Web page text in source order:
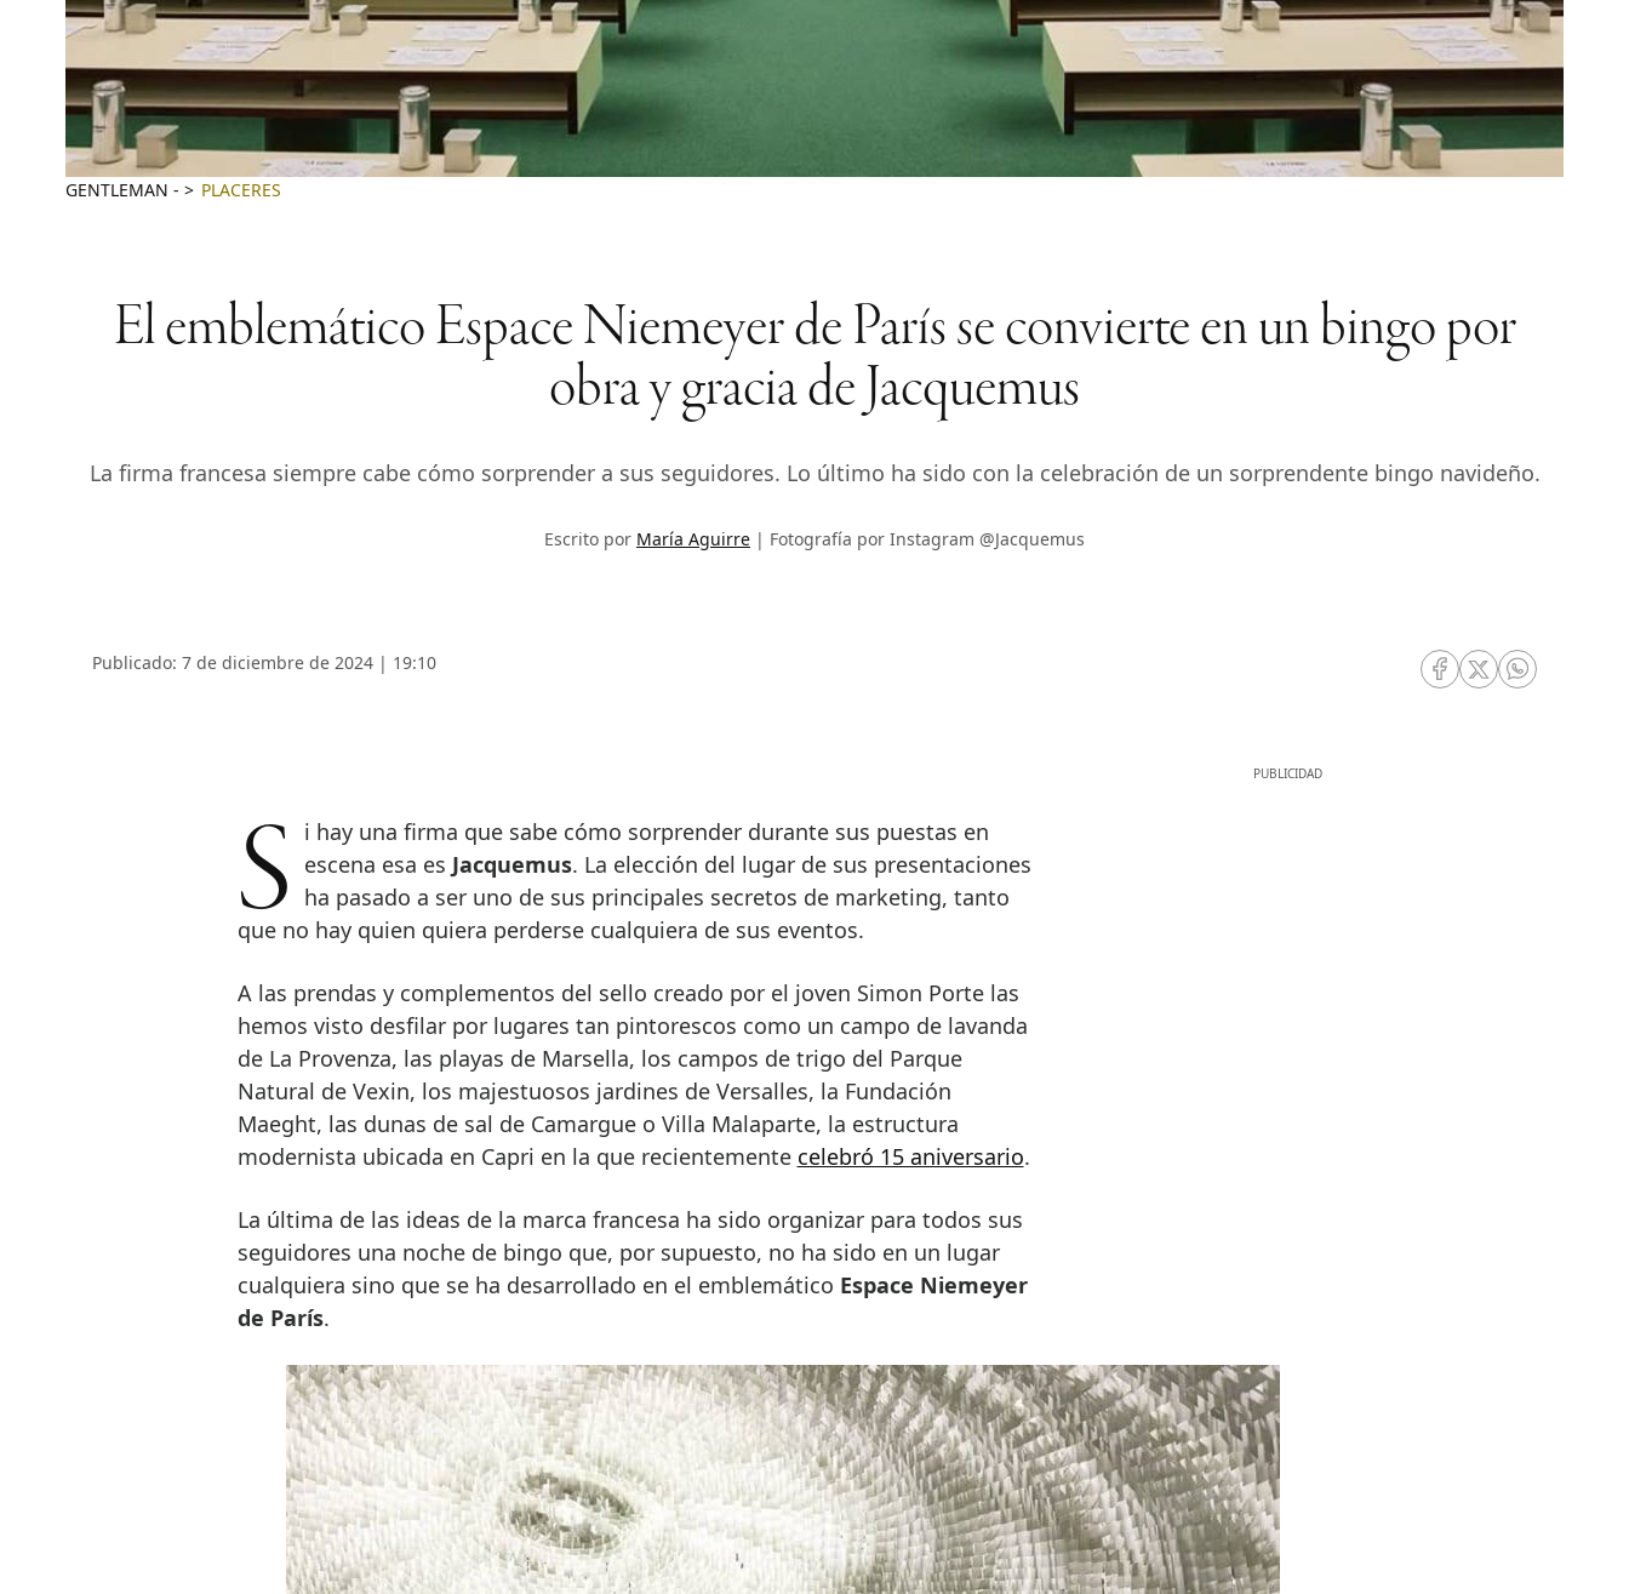
GENTLEMAN - PLACERES
El emblemático Espace Niemeyer de París se convierte en un bingo por
obra y gracia de Jacquemus
La firma francesa siempre cabe cómo sorprender a sus seguidores. Lo último ha sido con la celebración de un sorprendente bingo navideño.
Escrito por María Aguirre Fotografía por Instagram @Jacquemus
Publicado: 7 de diciembre de 2024 | 19:10
RRSS Facebook
RRSS Twitter
RRSS
Si hay una firma que sabe cómo sorprender durante sus puestas en escena esa es Jacquemus. La elección del lugar de sus presentaciones
ha pasado a ser uno de sus principales secretos de marketing, tanto
que no hay quien quiera perderse cualquiera de sus eventos.
A las prendas y complementos del sello creado por el joven Simon Porte las
hemos visto desfilar por lugares tan pintorescos como un campo de lavanda
de La Provenza, las playas de Marsella, los campos de trigo del Parque
Natural de Vexin, los majestuosos jardines de Versalles, la Fundación
Maeght, las dunas de sal de Camargue o Villa Malaparte, la estructura
modernista ubicada en Capri en la que recientemente celebró 15 aniversario.
La última de las ideas de la marca francesa ha sido organizar para todos sus
seguidores una noche de bingo que, por supuesto, no ha sido en un lugar
cualquiera sino que se ha desarrollado en el emblemático Espace Niemeyer
de París.